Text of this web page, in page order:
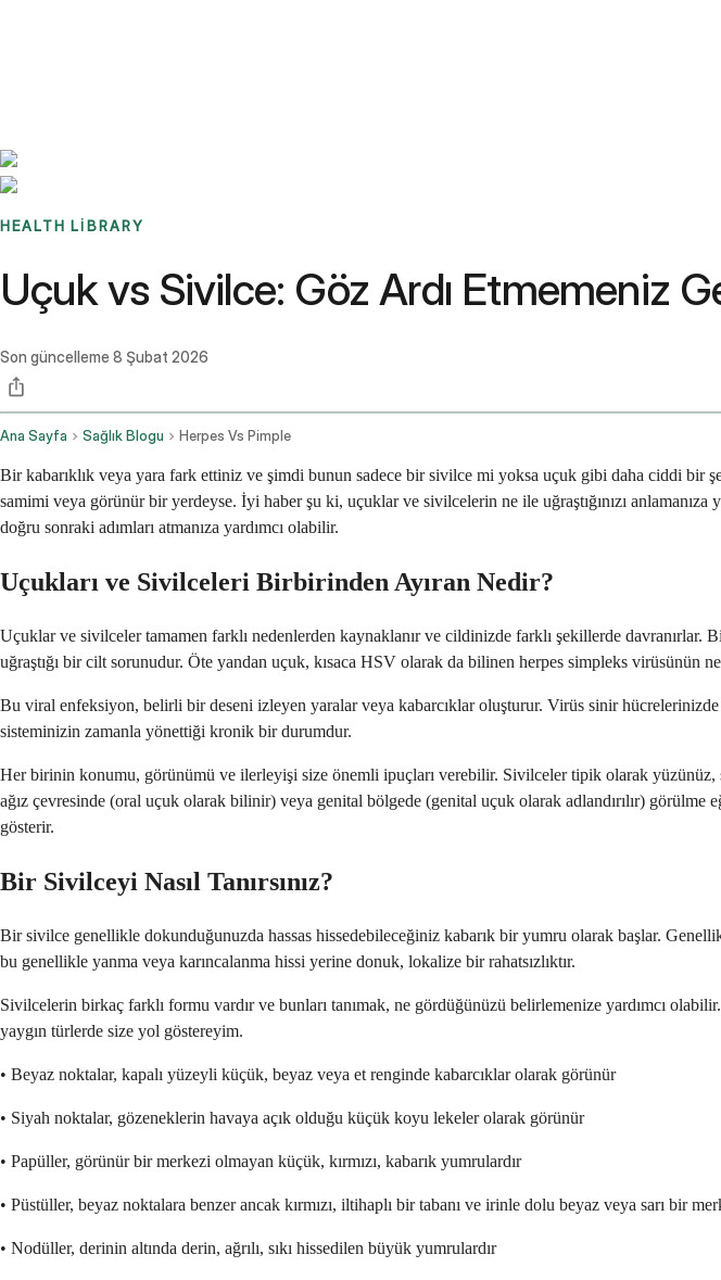
HEALTH LIBRARY
Uçuk vs Sivilce: Göz Ardı Etmemeniz
Son güncelleme 8 Şubat 2026
Ana Sayfa Sağlık Blogu Herpes Vs Pimple
Bir kabarıklık veya yara fark ettiniz ve şimdi bunun sadece bir sivilce mi yoksa uçuk gibi daha ciddi
samimi veya görünür bir yerdeyse. İyi haber şu ki, uçuklar ve sivilcelerin ne ile uğraştığınızı
doğru sonraki adımları atmanıza yardımcı olabilir.
Uçukları ve Sivilceleri Birbirinden Ayıran Nedir?
Uçuklar ve sivilceler tamamen farklı nedenlerden kaynaklanır ve cildinizde farklı şekillerde
uğraştığı bir cilt sorunudur. Öte yandan uçuk, kısaca HSV olarak da bilinen herpes simpleks virüsünün
Bu viral enfeksiyon, belirli bir deseni izleyen yaralar veya kabarcıklar oluşturur. Virüs sinir
sisteminizin zamanla yönettiği kronik bir durumdur.
Her birinin konumu, görünümü ve ilerleyişi size önemli ipuçları verebilir. Sivilceler tipik olarak yüzünüz,
ağız çevresinde (oral uçuk olarak bilinir) veya genital bölgede (genital uçuk olarak adlandırılır)
gösterir.
Bir Sivilceyi Nasıl Tanırsınız?
Bir sivilce genellikle dokunduğunuzda hassas hissedebileceğiniz kabarık bir yumru olarak başlar.
bu genellikle yanma veya karıncalanma hissi yerine donuk, lokalize bir rahatsızlıktır.
Sivilcelerin birkaç farklı formu vardır ve bunları tanımak, ne gördüğünüzü belirlemenize yardımcı
yaygın türlerde size yol göstereyim.
• Beyaz noktalar, kapalı yüzeyli küçük, beyaz veya et renginde kabarcıklar olarak görünür
• Siyah noktalar, gözeneklerin havaya açık olduğu küçük koyu lekeler olarak görünür
• Papüller, görünür bir merkezi olmayan küçük, kırmızı, kabarık yumrulardır
• Püstüller, beyaz noktalara benzer ancak kırmızı, iltihaplı bir tabanı ve irinle dolu beyaz veya sarı bir
• Nodüller, derinin altında derin, ağrılı, sıkı hissedilen büyük yumrulardır